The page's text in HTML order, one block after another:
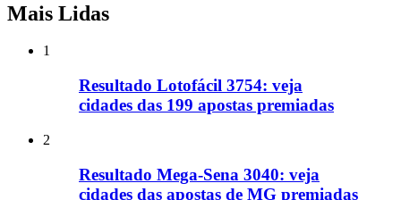
Mais Lidas
1
Resultado Lotofácil 3754: veja
cidades das 199 apostas premiadas
2
Resultado Mega-Sena 3040: veja
cidades das apostas de MG premiadas